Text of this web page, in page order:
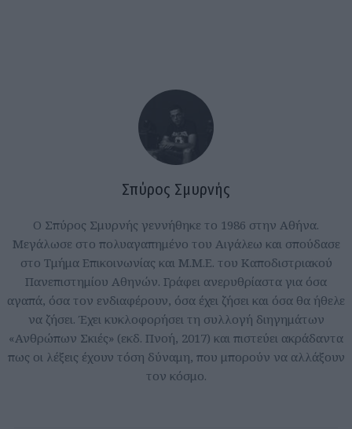
Σπύρος Σμυρνής
Ο Σπύρος Σμυρνής γεννήθηκε το 1986 στην Αθήνα.
Μεγάλωσε στο πολυαγαπημένο του Αιγάλεω και σπούδασε
στο Τμήμα Επικοινωνίας και Μ.Μ.Ε. του Καποδιστριακού
Πανεπιστημίου Αθηνών. Γράφει ανερυθρίαστα για όσα
αγαπά, όσα τον ενδιαφέρουν, όσα έχει ζήσει και όσα θα ήθελε
να ζήσει. Έχει κυκλοφορήσει τη συλλογή διηγημάτων
«Ανθρώπων Σκιές» (εκδ. Πνοή, 2017) και πιστεύει ακράδαντα
πως οι λέξεις έχουν τόση δύναμη, που μπορούν να αλλάξουν
τον κόσμο.